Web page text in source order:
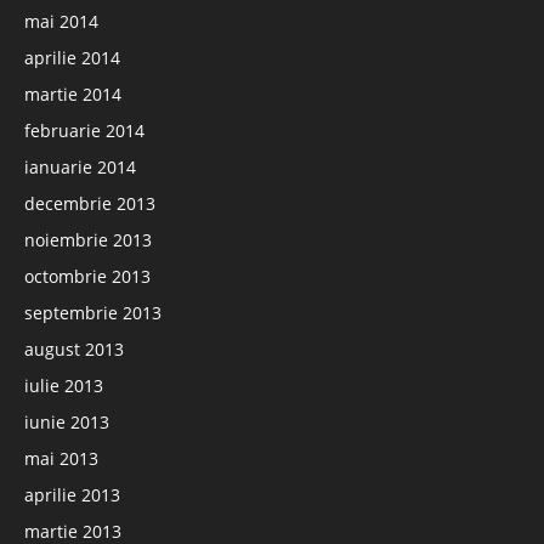
mai 2014
aprilie 2014
martie 2014
februarie 2014
ianuarie 2014
decembrie 2013
noiembrie 2013
octombrie 2013
septembrie 2013
august 2013
iulie 2013
iunie 2013
mai 2013
aprilie 2013
martie 2013